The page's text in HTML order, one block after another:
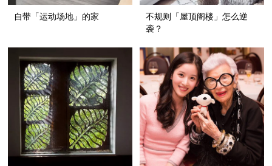
自带「运动场地」的家
不规则「屋顶阁楼」怎么逆
袭？